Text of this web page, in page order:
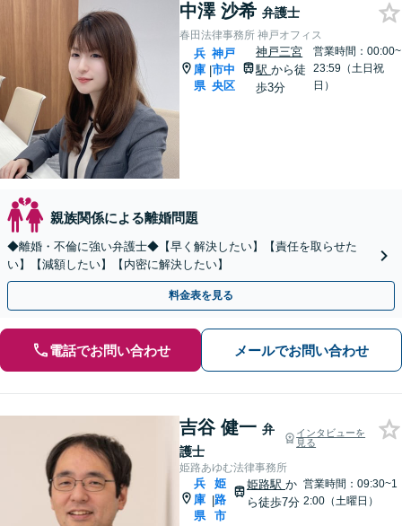
中澤 沙希 弁護士
春田法律事務所 神戸オフィス
兵
庫
県
|
神戸
市中
央区
神戸三宮
駅から徒
歩3分
営業時間：00:00~
23:59（土日祝
日）
親族関係による離婚問題
◆離婚・不倫に強い弁護士◆【早く解決したい】【責任を取らせた
い】【減額したい】【内密に解決したい】
料金表を見る
電話でお問い合わせ メールでお問い合わせ
吉谷 健一 弁
護士
インタビューを
見る
姫路あゆむ法律事務所
兵
庫
県
|
姫
路
市
姫路駅 か
ら徒歩7分
営業時間：09:30~1
2:00（土曜日）